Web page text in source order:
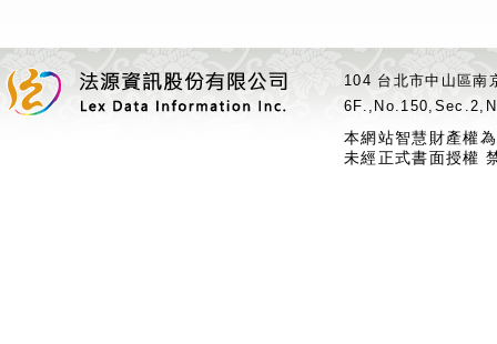
104 台北市中山區
本網站智慧財產權
未經正式書面授權